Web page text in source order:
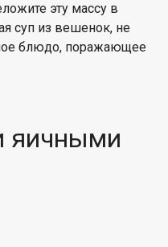
эту массу в
суп из вешенок, не
блюдо, поражающее
яичными